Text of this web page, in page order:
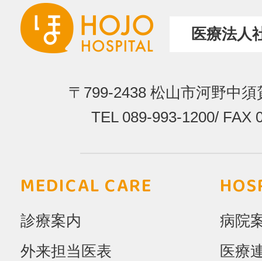
医療法人
〒799-2438 松山市河野中須
TEL 089-993-1200/FAX
MEDICAL CARE
診療案内
外来担当医表
病院
医療